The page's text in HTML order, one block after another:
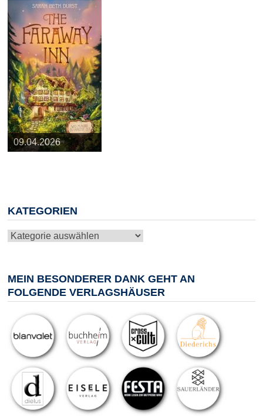
25.03.2026
09.04.2026
20.05.2026
10.06.2026
13.08.2026
KATEGORIEN
Kategorien
MEIN BESONDERER DANK GEHT AN
FOLGENDE VERLAGSHÄUSER